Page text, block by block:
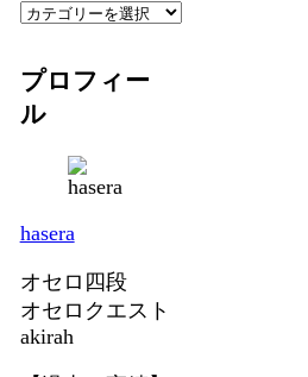
プロフィー
ル
hasera
オセロ四段
オセロクエスト
akirah